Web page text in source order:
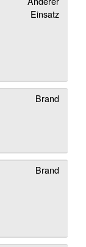
Einsatz
Brand
Brand